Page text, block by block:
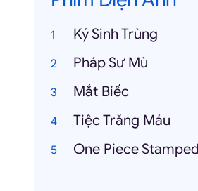
Ký Sinh Trùng
Pháp Sư Mù
Mắt Biếc
Tiệc Trăng Máu
One Piece